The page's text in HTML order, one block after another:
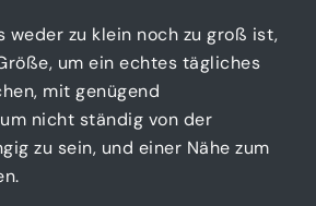
weder zu klein noch zu groß ist,
um ein echtes tägliches
mit genügend
nicht ständig von der
zu sein, und einer Nähe zum